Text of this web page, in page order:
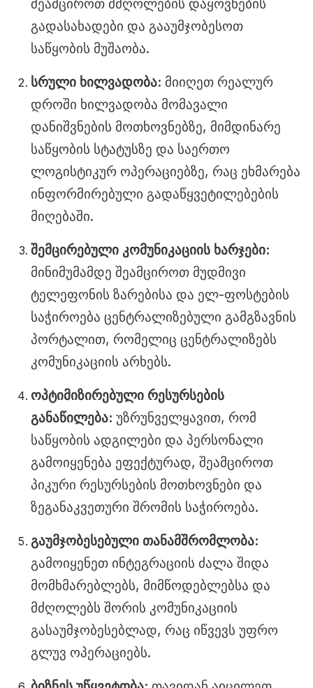
შეამციროთ მძღოლების დაყოვნების
გადასახადები და გააუმჯობესოთ
საწყობის მუშაობა.
სრული ხილვადობა: მიიღეთ რეალურ
დროში ხილვადობა მომავალი
დანიშვნების მოთხოვნებზე, მიმდინარე
საწყობის სტატუსზე და საერთო
ლოგისტიკურ ოპერაციებზე, რაც ეხმარება
ინფორმირებული გადაწყვეტილებების
მიღებაში.
შემცირებული კომუნიკაციის ხარჯები:
მინიმუმამდე შეამციროთ მუდმივი
ტელეფონის ზარებისა და ელ-ფოსტების
საჭიროება ცენტრალიზებული გამგზავნის
პორტალით, რომელიც ცენტრალიზებს
კომუნიკაციის არხებს.
ოპტიმიზირებული რესურსების
განაწილება: უზრუნველყავით, რომ
საწყობის ადგილები და პერსონალი
გამოიყენება ეფექტურად, შეამციროთ
პიკური რესურსების მოთხოვნები და
ზეგანაკვეთური შრომის საჭიროება.
გაუმჯობესებული თანამშრომლობა:
გამოიყენეთ ინტეგრაციის ძალა შიდა
მომხმარებლებს, მიმწოდებლებსა და
მძღოლებს შორის კომუნიკაციის
გასაუმჯობესებლად, რაც იწვევს უფრო
გლუვ ოპერაციებს.